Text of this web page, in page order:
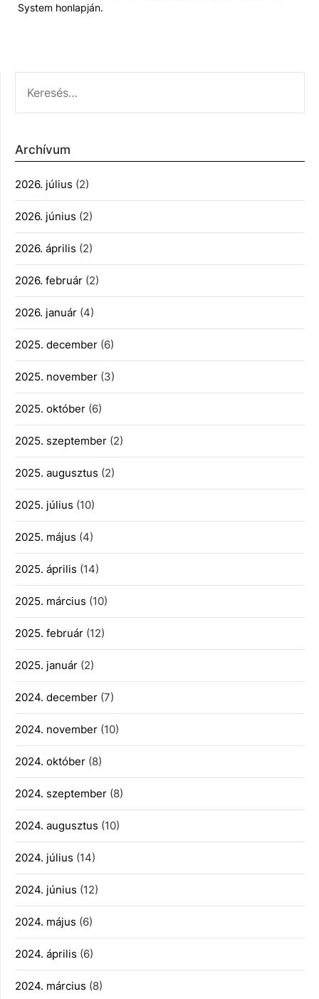
System honlapján.
Archívum
2026. július (2)
2026. június (2)
2026. április (2)
2026. február (2)
2026. január (4)
2025. december (6)
2025. november (3)
2025. október (6)
2025. szeptember (2)
2025. augusztus (2)
2025. július (10)
2025. május (4)
2025. április (14)
2025. március (10)
2025. február (12)
2025. január (2)
2024. december (7)
2024. november (10)
2024. október (8)
2024. szeptember (8)
2024. augusztus (10)
2024. július (14)
2024. június (12)
2024. május (6)
2024. április (6)
2024. március (8)